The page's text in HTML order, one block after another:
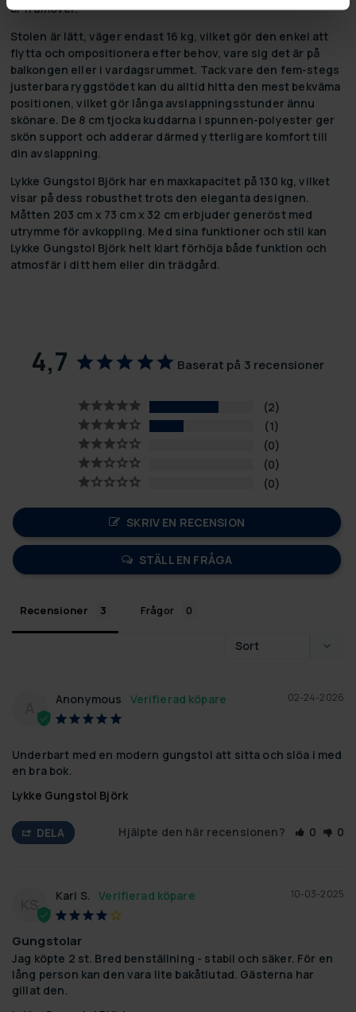
år framöver.
Stolen är lätt, väger endast 16 kg, vilket gör den enkel att
flytta och ompositionera efter behov, vare sig det är på
balkongen eller i vardagsrummet. Tack vare den fem-stegs
justerbara ryggstödet kan du alltid hitta den mest bekväma
positionen, vilket gör långa avslappningsstunder ännu
skönare. De 8 cm tjocka kuddarna i spunnen-polyester ger
skön support och adderar därmed ytterligare komfort till
din avslappning.
Lykke Gungstol Björk har en maxkapacitet på 130 kg, vilket
visar på dess robusthet trots den eleganta designen.
Måtten 203 cm x 73 cm x 32 cm erbjuder generöst med
utrymme för avkoppling. Med sina funktioner och stil kan
Lykke Gungstol Björk helt klart förhöja både funktion och
atmosfär i ditt hem eller din trädgård.
4,7 Baserat på 3 recensioner
2
1
0
0
0
SKRIV EN RECENSION
STÄLL EN FRÅGA
Recensioner Frågor
02-24-2026
Anonymous
Underbart med en modern gungstol att sitta och slöa i med
en bra bok.
Lykke Gungstol Björk
DELA Hjälpte den här recensionen? 0 0
KS
10-03-2025
Kari S.
Gungstolar
Jag köpte 2 st. Bred benställning - stabil och säker. För en
lång person kan den vara lite bakåtlutad. Gästerna har
gillat den.